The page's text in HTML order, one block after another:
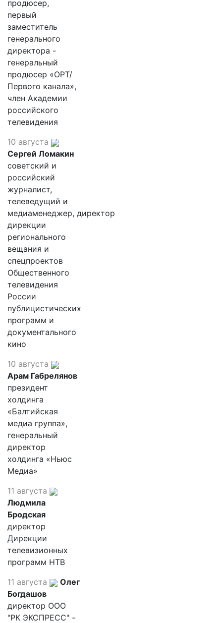
продюсер,
первый
заместитель
генерального
директора -
генеральный
продюсер «ОРТ/
Первого канала»,
член Академии
российского
телевидения
10 августа
Сергей Ломакин
советский и
российский
журналист,
телеведущий и
медиаменеджер, директор
дирекции
регионального
вещания и
спецпроектов
Общественного
телевидения
России
публицистических
программ и
документального
кино
10 августа
Арам Габрелянов
президент
холдинга
«Балтийская
медиа группа»,
генеральный
директор
холдинга «Ньюс
Медиа»
11 августа
Людмила
Бродская
директор
Дирекции
телевизионных
программ НТВ
11 августа
Олег
Богдашов
директор ООО
"РК ЭКСПРЕСС" -